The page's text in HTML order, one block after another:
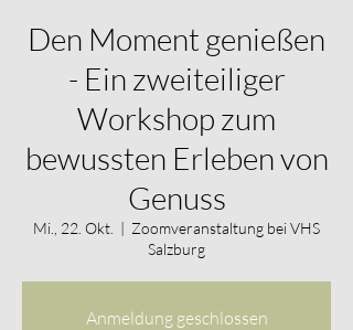
Den Moment genießen
- Ein zweiteiliger
Workshop zum
bewussten Erleben von
Genuss
Mi., 22. Okt.
  |
Zoomveranstaltung bei VHS
Salzburg
Anmeldung geschlossen